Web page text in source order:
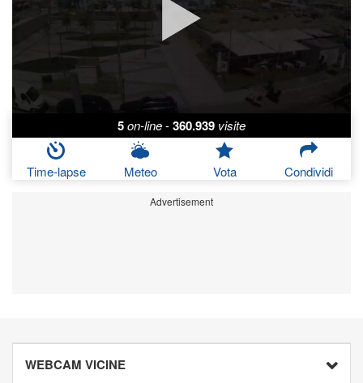
5on-line-360.939 visite
Time-lapse Meteo Vota Condividi
Advertisement
WEBCAM VICINE